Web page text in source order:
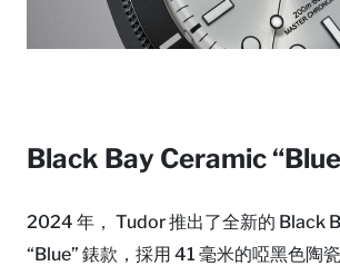
Black Bay Ceramic
2024 年， Tudor 推出了全新的 Black
“Blue” 錶款，採用 41 毫米的啞黑色陶